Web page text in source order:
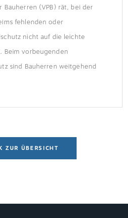
Bauherren (VPB) rät, bei der
fehlenden oder
nicht auf die leichte
Beim vorbeugenden
sind Bauherren weitgehend
die Vorgaben können den
Brandschutz kann Probleme
ZUR ÜBERSICHT